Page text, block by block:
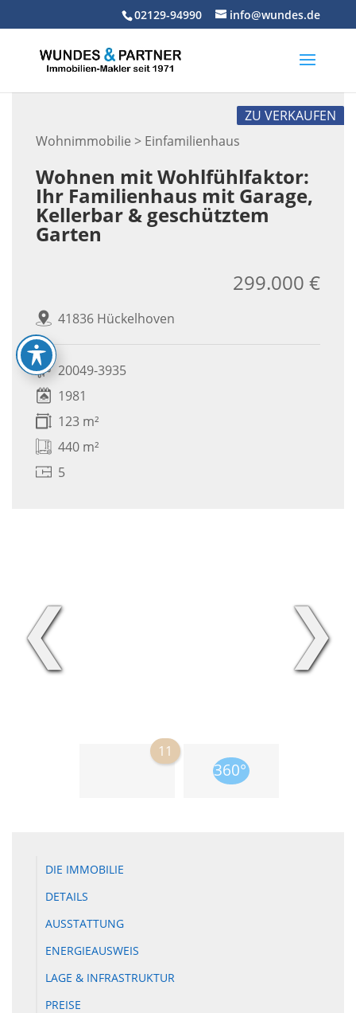
02129-94990 info@wundes.de
Wohnimmobilie > Einfamilienhaus
ZU VERKAUFEN
Wohnen mit Wohlfühlfaktor:
Ihr Familienhaus mit Garage,
Kellerbar & geschütztem
Garten
41836 Hückelhoven
299.000 €
20049-3935
1981
123 m²
440 m²
5
❮ ❯
11
DIE IMMOBILIE
DETAILS
AUSSTATTUNG
ENERGIEAUSWEIS
LAGE & INFRASTRUKTUR
PREISE